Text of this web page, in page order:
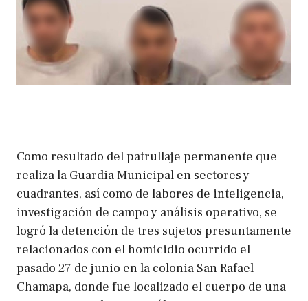
Como resultado del patrullaje permanente que
realiza la Guardia Municipal en sectores y
cuadrantes, así como de labores de inteligencia,
investigación de campo y análisis operativo, se
logró la detención de tres sujetos presuntamente
relacionados con el homicidio ocurrido el
pasado 27 de junio en la colonia San Rafael
Chamapa, donde fue localizado el cuerpo de una